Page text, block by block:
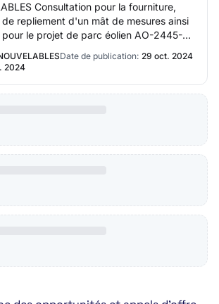
Consultation pour la fourniture,
repliement d'un mât de mesures ainsi
le projet de parc éolien AO-2445-
Date de publication: 29 oct. 2024
2024